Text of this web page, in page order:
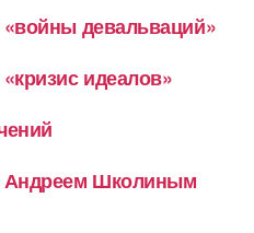
девальваций»
идеалов»
Андреем Школиным